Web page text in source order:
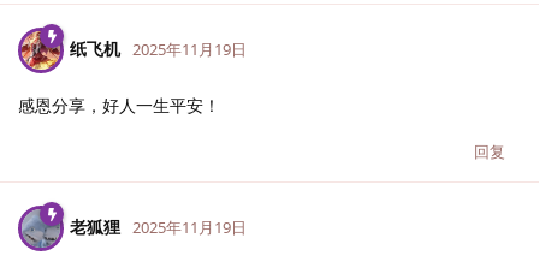
纸飞机 2025年11月19日
感恩分享，好人一生平安！
回复
老狐狸 2025年11月19日